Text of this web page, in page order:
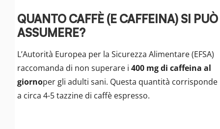
QUANTO CAFFÈ (E CAFFEINA) SI PUÒ
ASSUMERE?
L’Autorità Europea per la Sicurezza Alimentare (EFSA)
raccomanda di non superare i 400 mg di caffeina al
giornoper gli adulti sani. Questa quantità corrisponde
a circa 4-5 tazzine di caffè espresso.